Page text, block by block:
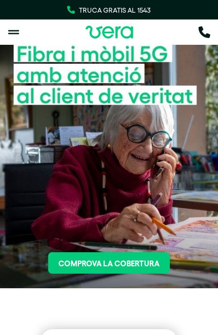
TRUCA GRATIS AL 1543
COMPROVA LA COBERTURA